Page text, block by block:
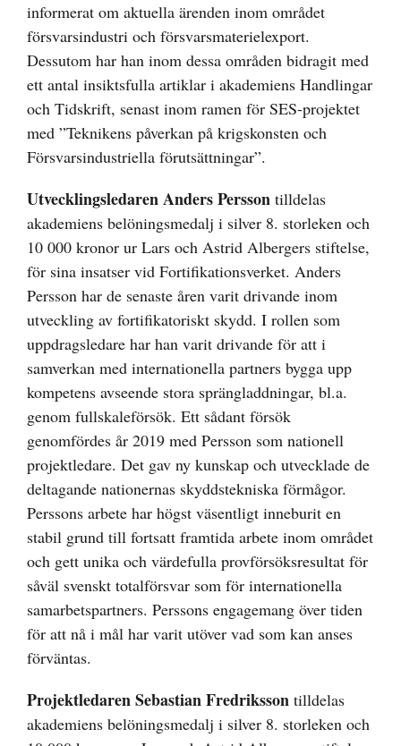
informerat om aktuella ärenden inom området
försvarsindustri och försvarsmaterielexport.
Dessutom har han inom dessa områden bidragit med
ett antal insiktsfulla artiklar i akademiens Handlingar
och Tidskrift, senast inom ramen för SES-projektet
med ”Teknikens påverkan på krigskonsten och
Försvarsindustriella förutsättningar”.
Utvecklingsledaren Anders Persson tilldelas
akademiens belöningsmedalj i silver 8. storleken och
10 000 kronor ur Lars och Astrid Albergers stiftelse,
för sina insatser vid Fortifikationsverket. Anders
Persson har de senaste åren varit drivande inom
utveckling av fortifikatoriskt skydd. I rollen som
uppdragsledare har han varit drivande för att i
samverkan med internationella partners bygga upp
kompetens avseende stora sprängladdningar, bl.a.
genom fullskaleförsök. Ett sådant försök
genomfördes år 2019 med Persson som nationell
projektledare. Det gav ny kunskap och utvecklade de
deltagande nationernas skyddstekniska förmågor.
Perssons arbete har högst väsentligt inneburit en
stabil grund till fortsatt framtida arbete inom området
och gett unika och värdefulla provförsöksresultat för
såväl svenskt totalförsvar som för internationella
samarbetspartners. Perssons engagemang över tiden
för att nå i mål har varit utöver vad som kan anses
förväntas.
Projektledaren Sebastian Fredriksson tilldelas
akademiens belöningsmedalj i silver 8. storleken och